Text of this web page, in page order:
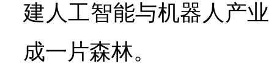
建人工智能与机器人产
成一片森林。